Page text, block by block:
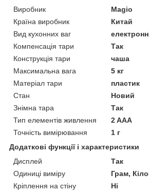
Виробник
Magio
Країна виробник
Китай
Вид кухонних ваг
Компенсація тари
Так
Конструкція тари
чаша
Максимальна вага
5 кг
Матеріал тари
пластик
Стан
Новий
Знімна тара
Так
Тип елементів живлення
2 AAA
Точність вимірювання
1 г
Додаткові функції і характеристики
Дисплей
Так
Одиниці виміру
Грам,
Кріплення на стіну
Ні